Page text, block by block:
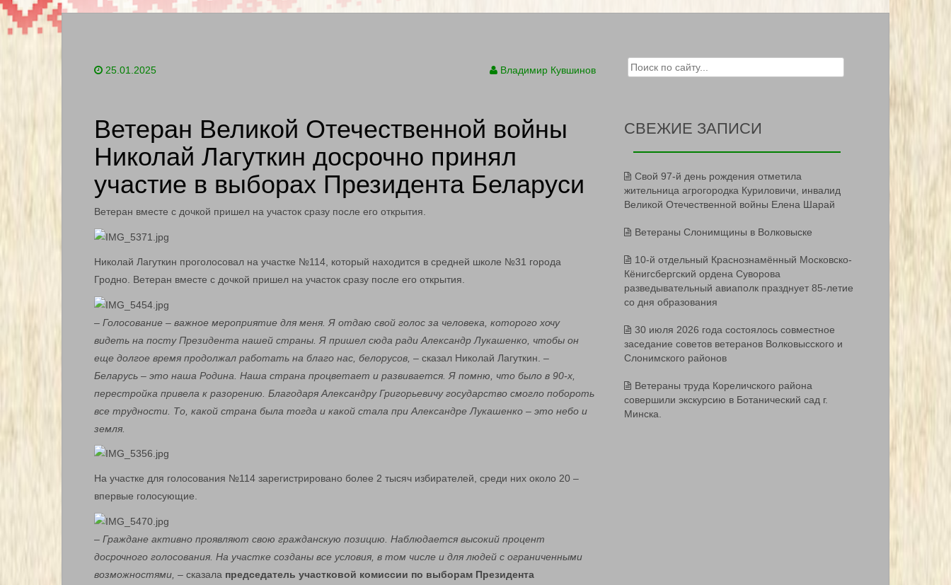
25.01.2025 Владимир Кувшинов
Ветеран Великой Отечественной войны
Николай Лагуткин досрочно принял
участие в выборах Президента Беларуси
Ветеран вместе с дочкой пришел на участок сразу после его открытия.
Николай Лагуткин проголосовал на участке №114, который находится в средней школе №31 города
Гродно. Ветеран вместе с дочкой пришел на участок сразу после его открытия.
– Голосование – важное мероприятие для меня. Я отдаю свой голос за человека, которого хочу
видеть на посту Президента нашей страны. Я пришел сюда ради Александр Лукашенко, чтобы он
еще долгое время продолжал работать на благо нас, белорусов, – сказал Николай Лагуткин. –
Беларусь – это наша Родина. Наша страна процветает и развивается. Я помню, что было в 90-х,
перестройка привела к разорению. Благодаря Александру Григорьевичу государство смогло побороть
все трудности. То, какой страна была тогда и какой стала при Александре Лукашенко – это небо и
земля.
На участке для голосования №114 зарегистрировано более 2 тысяч избирателей, среди них около 20 –
впервые голосующие.
– Граждане активно проявляют свою гражданскую позицию. Наблюдается высокий процент
досрочного голосования. На участке созданы все условия, в том числе и для людей с ограниченными
возможностями, – сказала председатель участковой комиссии по выборам Президента
Search for:
СВЕЖИЕ ЗАПИСИ
Свой 97-й день рождения отметила
жительница агрогородка Куриловичи, инвалид
Великой Отечественной войны Елена Шарай
Ветераны Слонимщины в Волковыске
10-й отдельный Краснознамённый Московско-
Кёнигсбергский ордена Суворова
разведывательный авиаполк празднует 85-летие
со дня образования
30 июля 2026 года состоялось совместное
заседание советов ветеранов Волковысского и
Слонимского районов
Ветераны труда Кореличского района
совершили экскурсию в Ботанический сад г.
Минска.